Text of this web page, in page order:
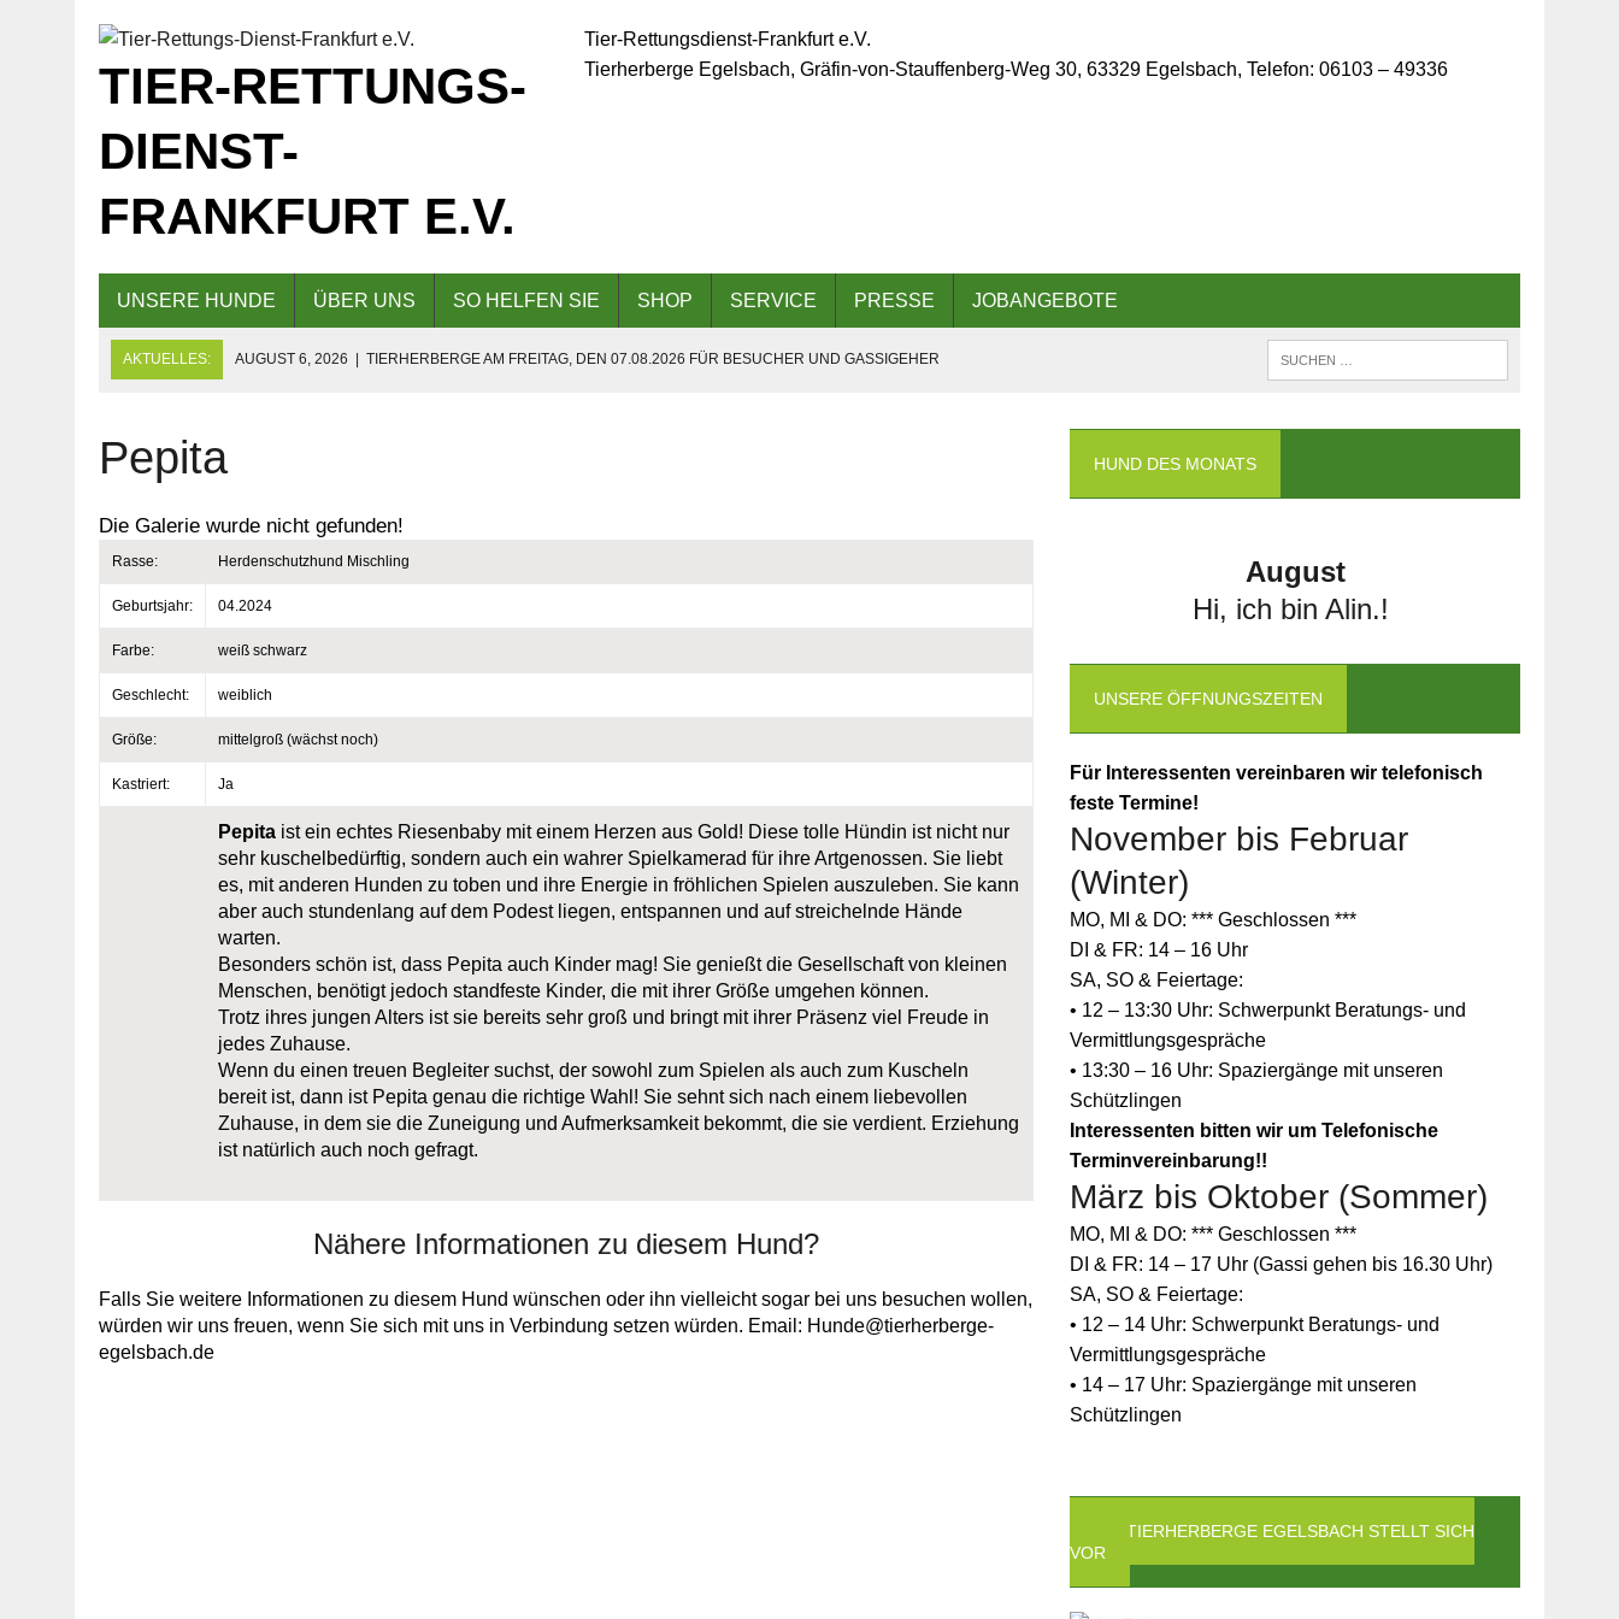
TIER-RETTUNGS-
DIENST-
FRANKFURT E.V.
Tier-Rettungsdienst-Frankfurt e.V.
Tierherberge Egelsbach, Gräfin-von-Stauffenberg-Weg 30, 63329 Egelsbach, Telefon: 06103 – 49336
UNSERE HUNDE ÜBER UNS SO HELFEN SIE SHOP SERVICE PRESSE JOBANGEBOTE
AKTUELLES: AUGUST 6, 2026 TIERHERBERGE AM FREITAG, DEN 07.08.2026 FÜR BESUCHER UND GASSIGEHER
AUGUST 5, 2026
AUGUST 5, 2026
Pepita
Die Galerie wurde nicht gefunden!
Rasse: Herdenschutzhund Mischling
Geburtsjahr: 04.2024
Farbe: weiß schwarz
Geschlecht: weiblich
Größe: mittelgroß (wächst noch)
Kastriert: Ja
Pepita ist ein echtes Riesenbaby mit einem Herzen aus Gold! Diese tolle Hündin ist nicht nur
sehr kuschelbedürftig, sondern auch ein wahrer Spielkamerad für ihre Artgenossen. Sie liebt
es, mit anderen Hunden zu toben und ihre Energie in fröhlichen Spielen auszuleben. Sie kann
aber auch stundenlang auf dem Podest liegen, entspannen und auf streichelnde Hände
warten.
Besonders schön ist, dass Pepita auch Kinder mag! Sie genießt die Gesellschaft von kleinen
Menschen, benötigt jedoch standfeste Kinder, die mit ihrer Größe umgehen können.
Trotz ihres jungen Alters ist sie bereits sehr groß und bringt mit ihrer Präsenz viel Freude in
jedes Zuhause.
Wenn du einen treuen Begleiter suchst, der sowohl zum Spielen als auch zum Kuscheln
bereit ist, dann ist Pepita genau die richtige Wahl! Sie sehnt sich nach einem liebevollen
Zuhause, in dem sie die Zuneigung und Aufmerksamkeit bekommt, die sie verdient. Erziehung
ist natürlich auch noch gefragt.
Nähere Informationen zu diesem Hund?
Falls Sie weitere Informationen zu diesem Hund wünschen oder ihn vielleicht sogar bei uns besuchen wollen,
würden wir uns freuen, wenn Sie sich mit uns in Verbindung setzen würden. Email: Hunde@tierherberge-
egelsbach.de
HUND DES MONATS
August
Hi, ich bin Alin.!
UNSERE ÖFFNUNGSZEITEN
Für Interessenten vereinbaren wir telefonisch
feste Termine!
November bis Februar
(Winter)
MO, MI & DO: *** Geschlossen ***
DI & FR: 14 – 16 Uhr
SA, SO & Feiertage:
• 12 – 13:30 Uhr: Schwerpunkt Beratungs- und
Vermittlungsgespräche
• 13:30 – 16 Uhr: Spaziergänge mit unseren
Schützlingen
Interessenten bitten wir um Telefonische
Terminvereinbarung!!
März bis Oktober (Sommer)
MO, MI & DO: *** Geschlossen ***
DI & FR: 14 – 17 Uhr (Gassi gehen bis 16.30 Uhr)
SA, SO & Feiertage:
• 12 – 14 Uhr: Schwerpunkt Beratungs- und
Vermittlungsgespräche
• 14 – 17 Uhr: Spaziergänge mit unseren
Schützlingen
DIE TIERHERBERGE EGELSBACH STELLT SICH
VOR